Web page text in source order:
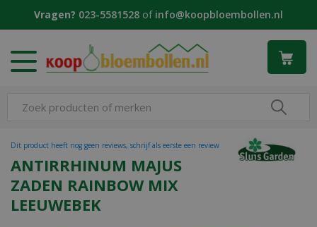
Vragen? 023-5581528 of info@koopbloembollen.nl
ANTIRRHINUM MAJUS
ZADEN RAINBOW MIX
LEEUWEBEK
Dit product heeft nog geen reviews, schrijf als eerste een review